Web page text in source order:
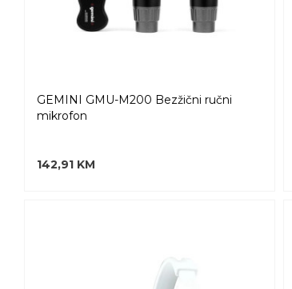
GEMINI GMU-M200 Bezžični ručni
mikrofon
142,91 KM